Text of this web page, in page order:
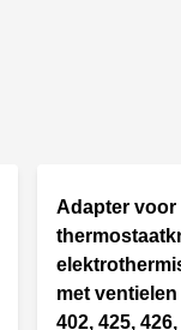
Adapter
met ventielen
402, 425,